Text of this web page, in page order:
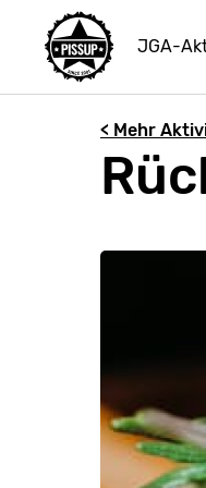
JGA-
< Mehr